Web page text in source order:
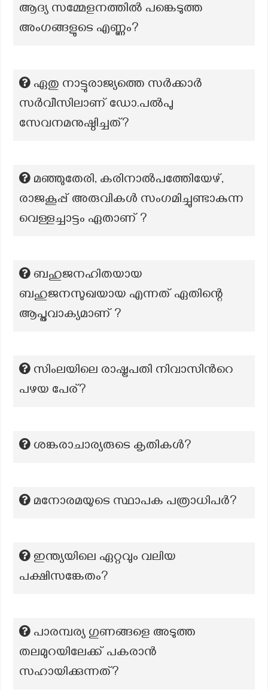
ആദ്യ സമ്മേളനത്തിൽ പങ്കെടുത്ത
അംഗങ്ങളുടെ എണ്ണം?
ഏതു നാട്ടുരാജ്യത്തെ സർക്കാർ
സർവീസിലാണ് ഡോ.പൽപു
സേവനമനുഷ്ഠിച്ചത്?
മഞ്ഞുതേരി, കരിനാൽപത്തിേയേഴ്,
രാജകൂപ്പ് അരുവികൾ സംഗമിച്ചുണ്ടാകുന്ന
വെള്ളച്ചാട്ടം ഏതാണ് ?
ബഹുജനഹിതയായ
ബഹുജനസുഖയായ എന്നത് ഏതിന്റെ
ആപ്തവാക്യമാണ് ?
സിംലയിലെ രാഷ്ട്രപതി നിവാസിന്‍റെ
പഴയ പേര്?
ശങ്കരാചാര്യരുടെ കൃതികൾ?
മനോരമയുടെ സ്ഥാപക പത്രാധിപര്‍?
ഇന്ത്യയിലെ ഏറ്റവും വലിയ
പക്ഷിസങ്കേതം?
പാരമ്പര്യ ഗുണങ്ങളെ അടുത്ത
തലമുറയിലേക്ക് പകരാൻ
സഹായിക്കുന്നത്?